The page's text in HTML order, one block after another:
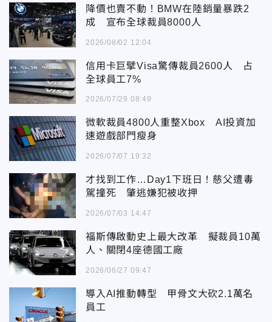
降價也賣不動！BMW在陸銷量暴跌2
成 宣布全球裁員8000人
2026/08/02 12:04
信用卡巨擘Visa驚傳裁員2600人 占
全球員工7%
2026/07/29 08:49
微軟裁員4800人重整Xbox AI投資加
速遊戲部門瘦身
2026/07/07 19:32
才找到工作…Day1下班日！慈父遭毒
駕撞死 肇逃嫌犯被收押
2026/07/03 14:47
福斯傳啟動史上最大改革 擬裁員10萬
人、關閉4座德國工廠
2026/06/27 09:47
導入AI推動轉型 甲骨文大砍2.1萬名
員工